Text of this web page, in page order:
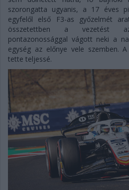
szorongatta ugyanis, a 17 éves
egyfelől első F3-as győzelmét
összetettben a vezetést
pontazonossággal vágott neki a
egység az előnye vele szemben.
tette teljessé.